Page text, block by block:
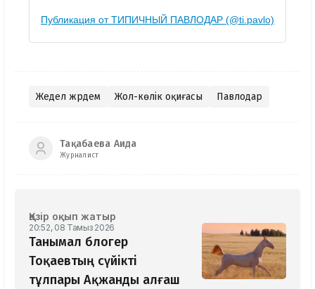
Публикация от ТИПИЧНЫЙ ПАВЛОДАР (@ti.pavlo)
Жедел жәрдем Жол-көлік оқиғасы Павлодар
Тақабаева Аида
Журналист
Қазір оқып жатыр
20:52, 08 Тамыз 2026
Танымал блогер
Тоқаевтың сүйікті
тұлпары Ақжанды алғаш